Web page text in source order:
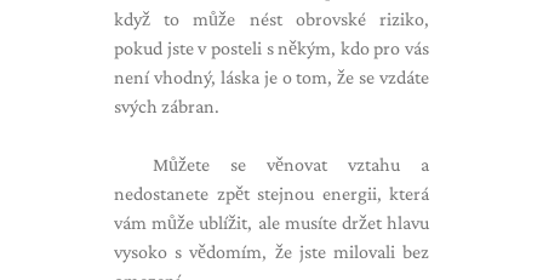
když to může nést obrovské riziko,
pokud jste v posteli s někým, kdo pro vás
není vhodný, láska je o tom, že se vzdáte
svých zábran.
Můžete se věnovat vztahu a
nedostanete zpět stejnou energii, která
vám může ublížit, ale musíte držet hlavu
vysoko s vědomím, že jste milovali bez